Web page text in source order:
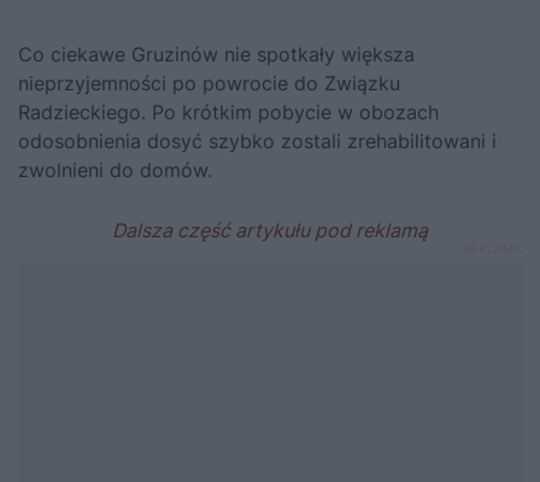
Co ciekawe Gruzinów nie spotkały większa
nieprzyjemności po powrocie do Związku
Radzieckiego. Po krótkim pobycie w obozach
odosobnienia dosyć szybko zostali zrehabilitowani i
zwolnieni do domów.